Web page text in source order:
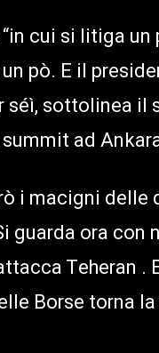
cui si litiga
pò. E il
séì, sottolinea il
ad
i macigni
guarda ora con
Teheran
Borse torna